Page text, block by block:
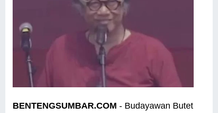
BENTENGSUMBAR.COM - Budayawan Butet